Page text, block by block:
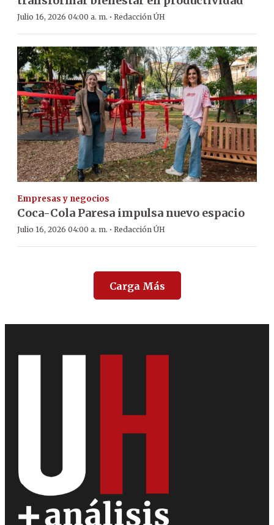
Julio 16, 2026 04:00 a. m. · Redacción ÚH
Empresas y negocios
Coca-Cola Paresa impulsa nuevo espacio
Julio 16, 2026 04:00 a. m. · Redacción ÚH
Carga Más